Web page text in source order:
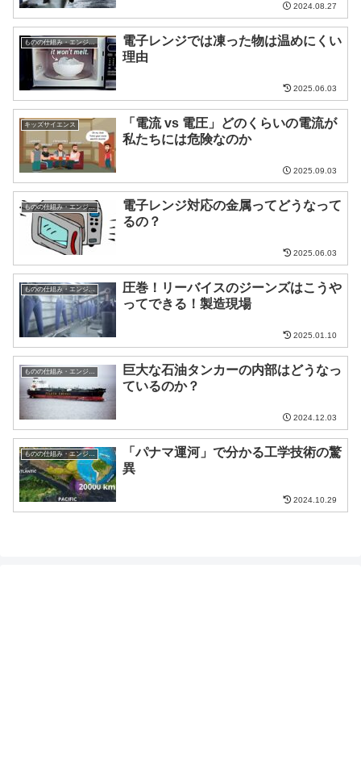
2024.08.27
ものの仕組み・エンジニア
電子レンジでは凍った物は温めにくい
理由
2025.06.03
キッズサイエンス
「電流 vs 電圧」どのくらいの電流が
私たちには危険なのか
2025.09.03
ものの仕組み・エンジニア
電子レンジ対応の金属ってどうなって
るの？
2025.06.03
ものの仕組み・エンジニア
圧巻！リーバイスのジーンズはこうや
ってできる！製造現場
2025.01.10
ものの仕組み・エンジニア
巨大な石油タンカーの内部はどうなっ
ているのか？
2024.12.03
ものの仕組み・エンジニア
「パナマ運河」で分かる工学技術の驚
異
2024.10.29